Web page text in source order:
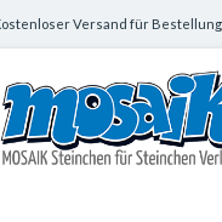
Versand für